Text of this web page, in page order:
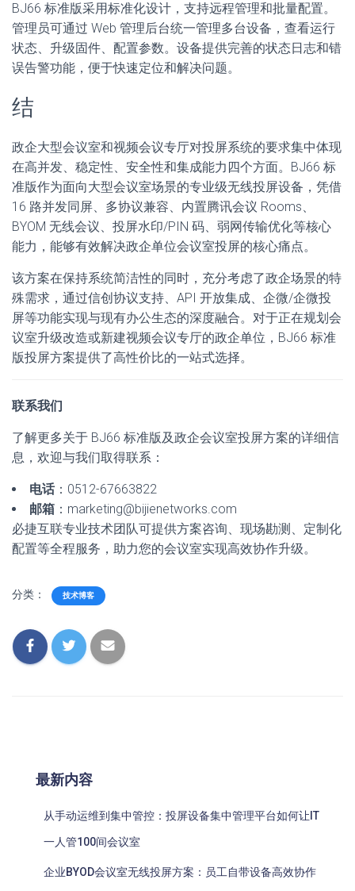
BJ66 标准版采用标准化设计，支持远程管理和批量配置。
管理员可通过 Web 管理后台统一管理多台设备，查看运行
状态、升级固件、配置参数。设备提供完善的状态日志和错
误告警功能，便于快速定位和解决问题。
结
政企大型会议室和视频会议专厅对投屏系统的要求集中体现
在高并发、稳定性、安全性和集成能力四个方面。BJ66 标
准版作为面向大型会议室场景的专业级无线投屏设备，凭借
16 路并发同屏、多协议兼容、内置腾讯会议 Rooms、
BYOM 无线会议、投屏水印/PIN 码、弱网传输优化等核心
能力，能够有效解决政企单位会议室投屏的核心痛点。
该方案在保持系统简洁性的同时，充分考虑了政企场景的特
殊需求，通过信创协议支持、API 开放集成、企微/企微投
屏等功能实现与现有办公生态的深度融合。对于正在规划会
议室升级改造或新建视频会议专厅的政企单位，BJ66 标准
版投屏方案提供了高性价比的一站式选择。
联系我们
了解更多关于 BJ66 标准版及政企会议室投屏方案的详细信
息，欢迎与我们取得联系：
电话：0512-67663822
邮箱 ：marketing@bijienetworks.com
必捷互联专业技术团队可提供方案咨询、现场勘测、定制化
配置等全程服务，助力您的会议室实现高效协作升级。
分类： 技术博客
最新内容
从手动运维到集中管控：投屏设备集中管理平台如何让IT
一人管100间会议室
企业BYOD会议室无线投屏方案：员工自带设备高效协作